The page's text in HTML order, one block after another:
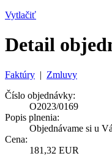
Vytlačiť
Detail
Faktúry | Zmluvy
Číslo objednávky:
O2023/0169
Popis plnenia:
Objednávame si u
Cena:
181,32 EUR